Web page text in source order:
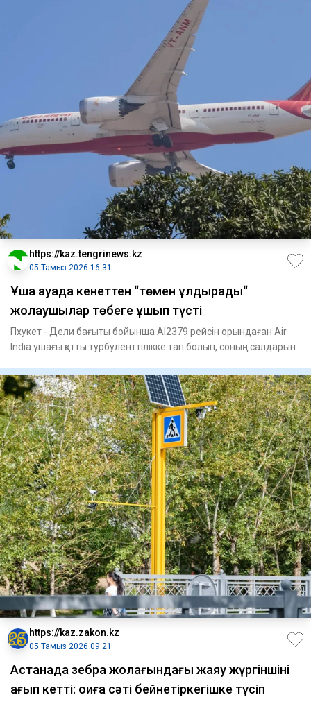
https://kaz.tengrinews.kz
05 Тамыз 2026 16:31
Ұшақ ауада кенеттен “төмен құлдырады“
жолаушылар төбеге ұшып түсті
Пхукет - Дели бағыты бойынша AI2379 рейсін орындаған Air
India ұшағы қатты турбуленттілікке тап болып, соның салдарын
https://kaz.zakon.kz
05 Тамыз 2026 09:21
Астанада зебра жолағындағы жаяу жүргіншіні
қағып кетті: оқиға сәті бейнетіркегішке түсіп